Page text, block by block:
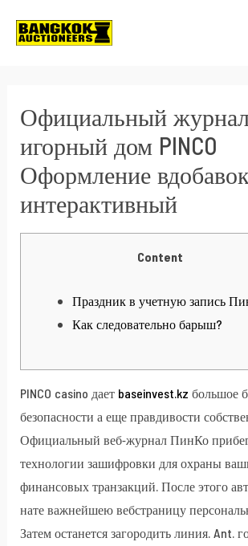
Официальный
игорный дом PINCO
Оформление
интерактивный
Content
Праздник в учетную запись
Как следовательно барыш?
PINCO casino дает baseinvest.kz большое
безопасности а еще правдивости
Официальный веб-журнал ПинКо
технологии зашифровки для охраны
финансовых транзакций. После этого
нате важнейшею вебстраницу
Затем останется загородить линия. Ant.